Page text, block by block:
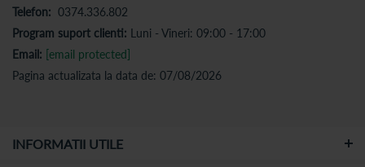
Telefon: 0374.336.802
Program suport clienti: Luni - Vineri: 09:00 - 17:00
Email: [email protected]
Pagina actualizata la data de: 07/08/2026
INFORMATII UTILE